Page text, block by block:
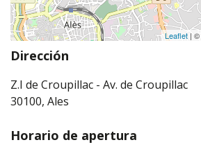
Leaflet | ©
Dirección
Z.I de Croupillac - Av. de Croupillac
30100, Ales
Horario de apertura